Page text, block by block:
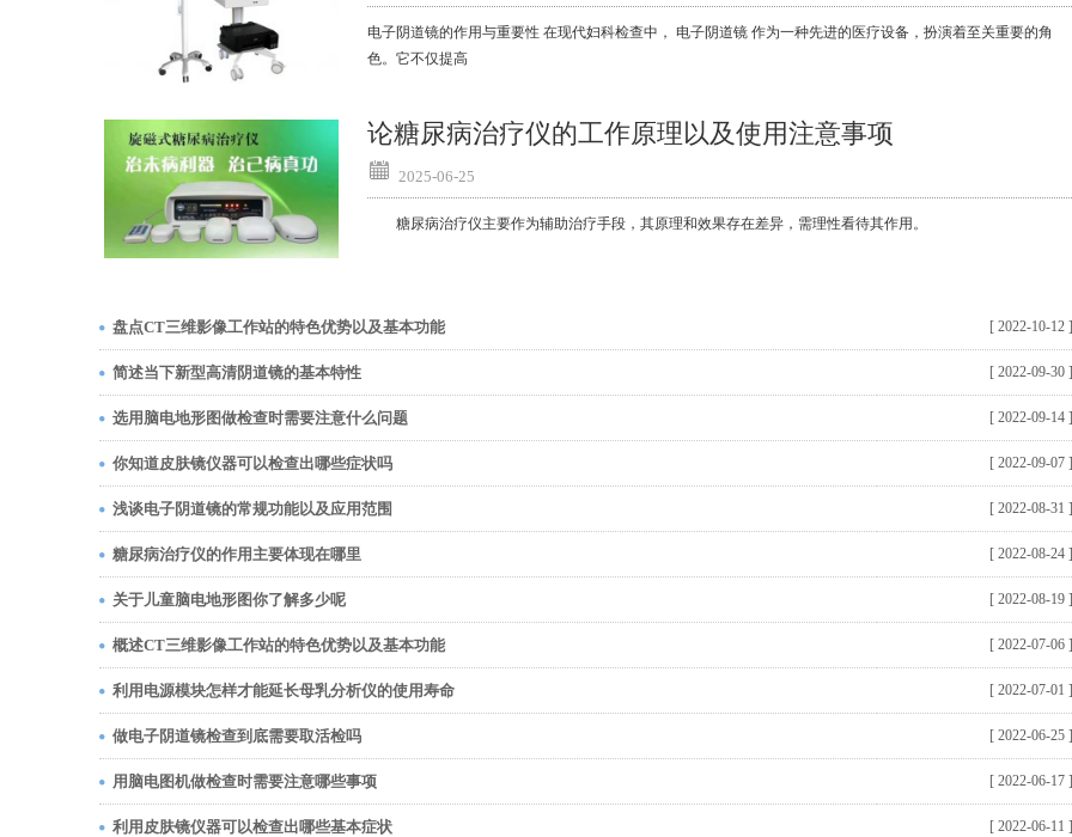
电子阴道镜的作用与重要性 在现代妇科检查中， 电子阴道镜 作为一种先进的医疗设备，扮演着至关重要的角
色。它不仅提高
论糖尿病治疗仪的工作原理以及使用注意事项‌
2025-06-25
糖尿病治疗仪主要作为辅助治疗手段，其原理和效果存在差异，需理性看待其作用。
盘点CT三维影像工作站的特色优势以及基本功能 [ 2022-10-
简述当下新型高清阴道镜的基本特性 [ 2022-09-
选用脑电地形图做检查时需要注意什么问题 [ 2022-09-
你知道皮肤镜仪器可以检查出哪些症状吗 [ 2022-09-
浅谈电子阴道镜的常规功能以及应用范围 [ 2022-08-
糖尿病治疗仪的作用主要体现在哪里 [ 2022-08-
关于儿童脑电地形图你了解多少呢 [ 2022-08-
概述CT三维影像工作站的特色优势以及基本功能 [ 2022-07-
利用电源模块怎样才能延长母乳分析仪的使用寿命 [ 2022-07-
做电子阴道镜检查到底需要取活检吗 [ 2022-06-
用脑电图机做检查时需要注意哪些事项 [ 2022-06-
利用皮肤镜仪器可以检查出哪些基本症状 [ 2022-06-